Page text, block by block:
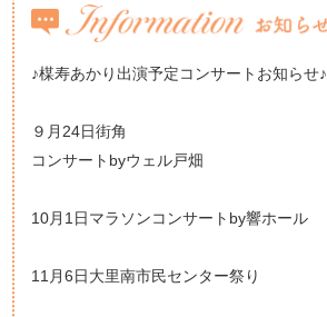
♪楳寿あかり出演予定コンサートお知らせ♪
９月24日街角
コンサートbyウェル戸畑
10月1日マラソンコンサートby響ホール
11月6日大里南市民センター祭り